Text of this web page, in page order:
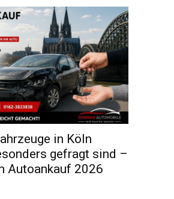
in Köln
gefragt sind –
Autoankauf 2026